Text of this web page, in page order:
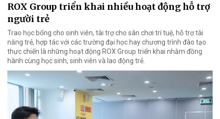
ROX Group triển khai nhiều hoạt động hỗ trợ
người trẻ
Trao học bổng cho sinh viên, tài trợ cho sân chơi trí tuệ, hỗ trợ tài
năng trẻ, hợp tác với các trường đại học hay chương trình đào tạo
thực chiến là những hoạt động ROX Group triển khai nhằm đồng
hành cùng học sinh, sinh viên và lao động trẻ.